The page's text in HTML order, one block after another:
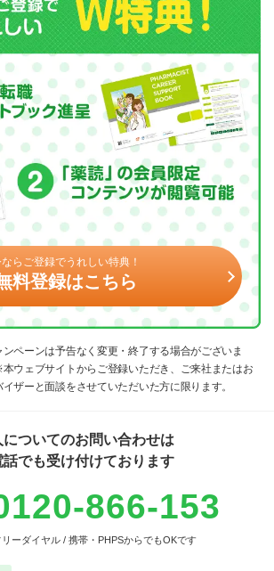
らご登録でうれしい特典！
料登録はこちら
ペーンは予告なく変更・終了する場合がございま
ウェブサイトからご登録いただき、ご来社またはお
ザーと面談をさせていただいた方に限ります。
についてのお問い合わせは
話でも受け付けております
866-153
ーダイヤル / 携帯・PHPSからでもOKです